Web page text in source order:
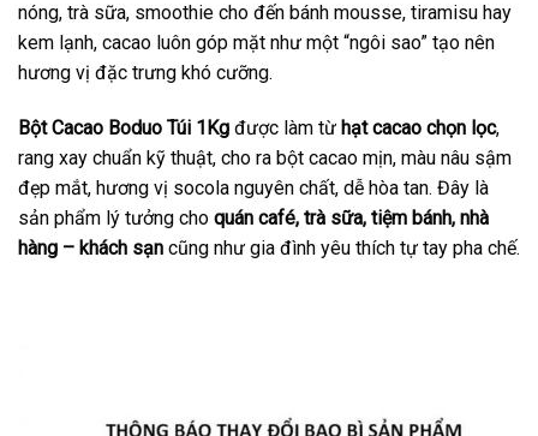
nóng, trà sữa, smoothie cho đến bánh mousse, tiramisu hay
kem lạnh, cacao luôn góp mặt như một “ngôi sao” tạo nên
hương vị đặc trưng khó cưỡng.
Bột Cacao Boduo Túi 1Kg được làm từ hạt cacao chọn lọc,
rang xay chuẩn kỹ thuật, cho ra bột cacao mịn, màu nâu sậm
đẹp mắt, hương vị socola nguyên chất, dễ hòa tan. Đây là
sản phẩm lý tưởng cho quán café, trà sữa, tiệm bánh, nhà
hàng – khách sạn cũng như gia đình yêu thích tự tay pha chế.